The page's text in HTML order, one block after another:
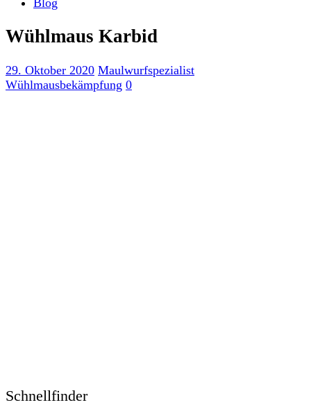
Blog
Wühlmaus Karbid
29. Oktober 2020 Maulwurfspezialist
Wühlmausbekämpfung 0
Schnellfinder